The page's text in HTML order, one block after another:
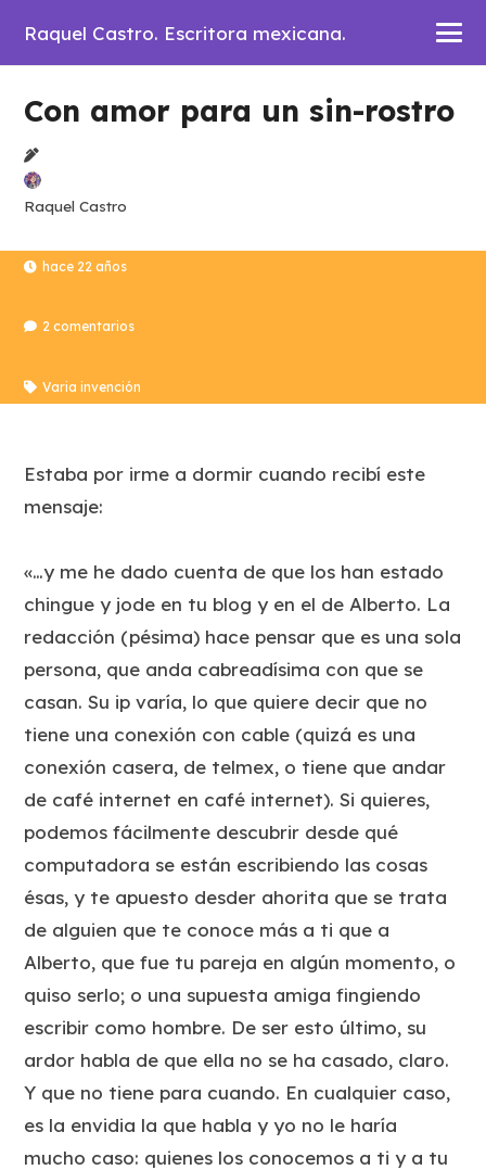
Raquel Castro. Escritora mexicana.
Con amor para un sin-rostro
Raquel Castro
hace 22 años
2comentarios
Varia invención
Estaba por irme a dormir cuando recibí este
mensaje:
«…y me he dado cuenta de que los han estado
chingue y jode en tu blog y en el de Alberto. La
redacción (pésima) hace pensar que es una sola
persona, que anda cabreadísima con que se
casan. Su ip varía, lo que quiere decir que no
tiene una conexión con cable (quizá es una
conexión casera, de telmex, o tiene que andar
de café internet en café internet). Si quieres,
podemos fácilmente descubrir desde qué
computadora se están escribiendo las cosas
ésas, y te apuesto desder ahorita que se trata
de alguien que te conoce más a ti que a
Alberto, que fue tu pareja en algún momento, o
quiso serlo; o una supuesta amiga fingiendo
escribir como hombre. De ser esto último, su
ardor habla de que ella no se ha casado, claro.
Y que no tiene para cuando. En cualquier caso,
es la envidia la que habla y yo no le haría
mucho caso: quienes los conocemos a ti y a tu